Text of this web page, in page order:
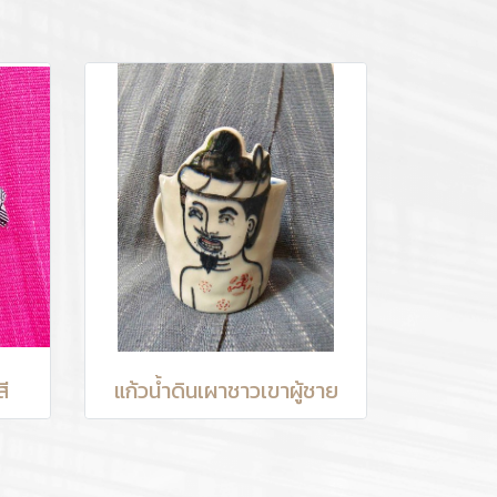
แก้วน้ำดินเผาชาวเขาผู้ชาย